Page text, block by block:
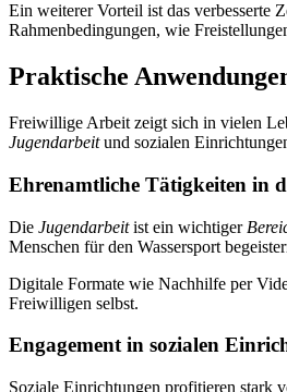
Ein weiterer Vorteil ist das verbesserte
Rahmenbedingungen, wie
Praktische
Freiwillige Arbeit zeigt sich in vielen
Jugendarbeitund sozialen
Ehrenamtliche Tätigkeiten in
Die Jugendarbeitist ein wichtiger
Menschen für den Wassersport
Digitale Formate wie Nachhilfe per
Freiwilligen selbst.
Engagement in sozialen
Soziale Einrichtungen profitieren stark